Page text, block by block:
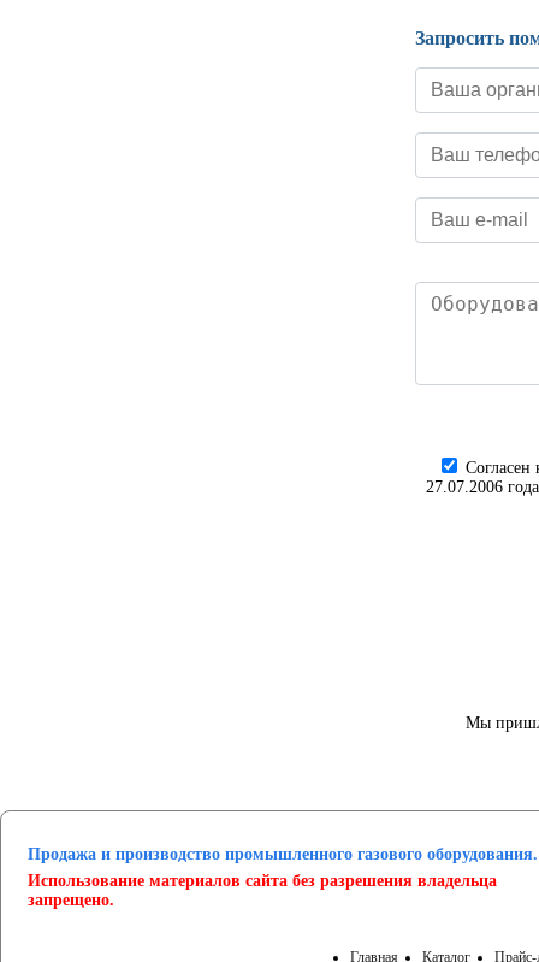
Запросить
27.07.2006
Мы
Продажа и производство промышленного газового оборудования.
Использование материалов сайта без разрешения владельца
запрещено.
Главная Каталог Прайс-